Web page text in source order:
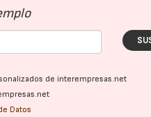
de interempresas.net
Datos